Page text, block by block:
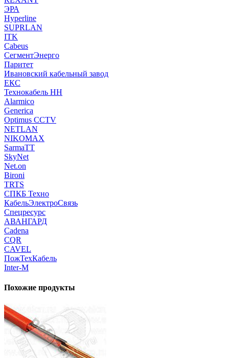
ЭРА
Hyperline
SUPRLAN
ITK
Cabeus
СегментЭнерго
Паритет
Ивановский кабельный завод
ЕКС
Технокабель НН
Alarmico
Generica
Optimus CCTV
NETLAN
NIKOMAX
SarmaTT
SkyNet
Net.on
Bironi
TRTS
СПКБ Техно
КабельЭлектроСвязь
Спецресурс
АВАНГАРД
Cadena
CQR
CAVEL
ПожТехКабель
Inter-M
Похожие продукты